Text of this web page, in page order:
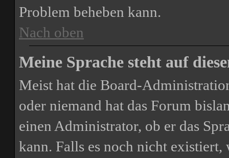
Problem beheben kann.
Nach oben
Meine Sprache steht auf
Meist hat die Board-
oder niemand hat das Forum
einen Administrator, ob er das
kann. Falls es noch nicht